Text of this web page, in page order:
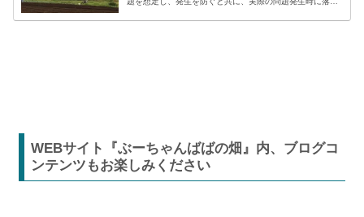
【困った】と【トラブル】困りごとト...
WEBサイト『ぶーちゃんばばの畑』内、ブログコ
ンテンツもお楽しみください